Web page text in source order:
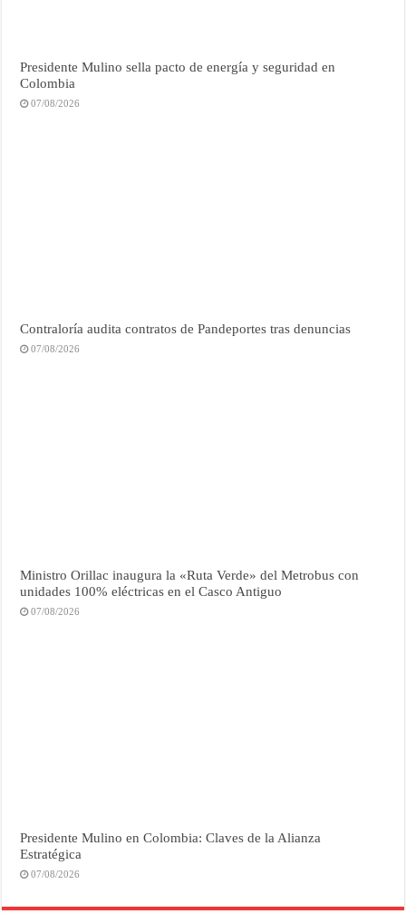
Presidente Mulino sella pacto de energía y seguridad en
Colombia
07/08/2026
Contraloría audita contratos de Pandeportes tras denuncias
07/08/2026
Ministro Orillac inaugura la «Ruta Verde» del Metrobus con
unidades 100% eléctricas en el Casco Antiguo
07/08/2026
Presidente Mulino en Colombia: Claves de la Alianza
Estratégica
07/08/2026